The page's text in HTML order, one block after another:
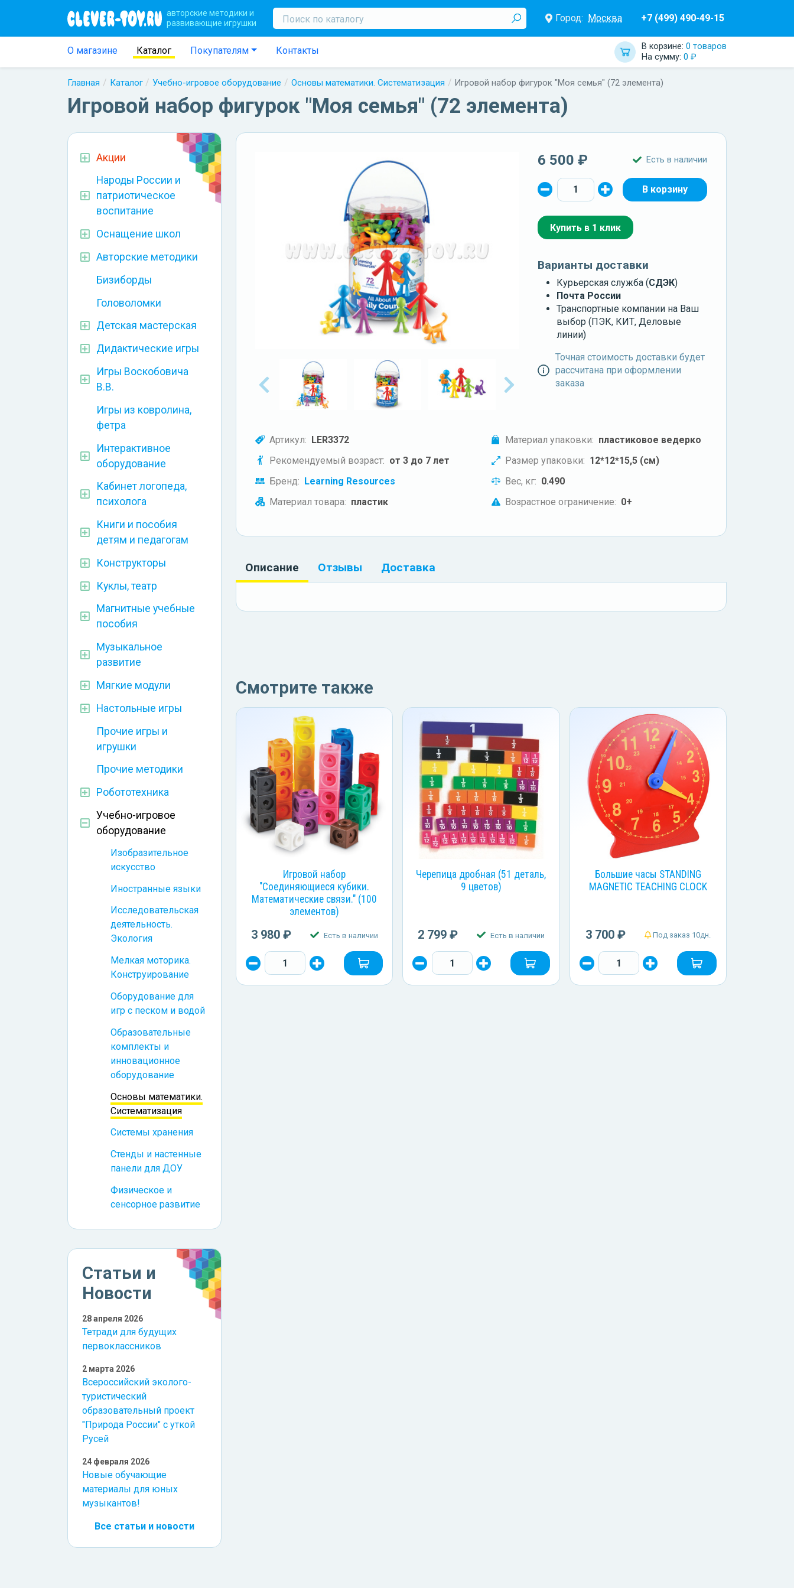
авторские методики и
развивающие игрушки
Город: Москва +7 (499) 490-49-15
О магазине Каталог Покупателям Контакты В корзине: 0 товаров
На сумму: 0 ₽
Главная Каталог Учебно-игровое оборудование Основы математики. Систематизация Игровой набор фигурок "Моя семья" (72 элемента)
Игровой набор фигурок "Моя семья" (72 элемента)
Акции
Народы России и
патриотическое
воспитание
Оснащение школ
Авторские методики
Бизиборды
Головоломки
Детская мастерская
Дидактические игры
Игры Воскобовича
В.В.
Игры из ковролина,
фетра
Интерактивное
оборудование
Кабинет логопеда,
психолога
Книги и пособия
детям и педагогам
Конструкторы
Куклы, театр
Магнитные учебные
пособия
Музыкальное
развитие
Мягкие модули
Настольные игры
Прочие игры и
игрушки
Прочие методики
Робототехника
Учебно-игровое
оборудование
Изобразительное
искусство
Иностранные языки
Исследовательская
деятельность.
Экология
Мелкая моторика.
Конструирование
Оборудование для
игр с песком и водой
Образовательные
комплекты и
инновационное
оборудование
Основы математики.
Систематизация
Системы хранения
Стенды и настенные
панели для ДОУ
Физическое и
сенсорное развитие
Статьи и
Новости
28 апреля 2026
Тетради для будущих
первоклассников
2 марта 2026
Всероссийский эколого-
туристический
образовательный проект
"Природа России" с уткой
Русей
24 февраля 2026
Новые обучающие
материалы для юных
музыкантов!
Все статьи и новости
6 500 ₽ Есть в наличии
Купить в 1 клик
Варианты доставки
Курьерская служба (СДЭК)
Почта России
Транспортные компании на Ваш
выбор (ПЭК, КИТ, Деловые
линии)
Точная стоимость доставки будет
рассчитана при оформлении
заказа
Артикул: LER3372
Рекомендуемый возраст: от 3 до 7 лет
Бренд: Learning Resources
Материал товара: пластик
Материал упаковки: пластиковое ведерко
Размер упаковки: 12*12*15,5 (см)
Вес, кг: 0.490
Возрастное ограничение: 0+
Описание Отзывы Доставка
Смотрите также
Игровой набор
"Соединяющиеся кубики.
Математические связи." (100
элементов)
3 980 ₽ Есть в наличии
Черепица дробная (51 деталь,
9 цветов)
2 799 ₽ Есть в наличии
Большие часы STANDING
MAGNETIC TEACHING CLOCK
3 700 ₽ Под заказ 10дн.